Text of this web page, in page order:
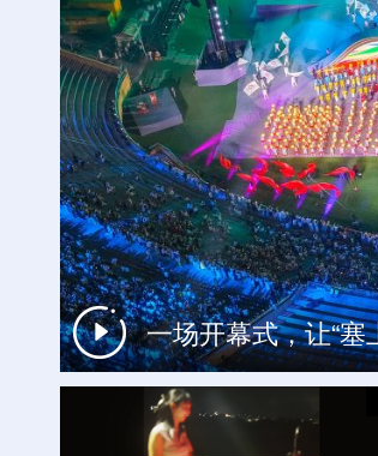
文化奇遇记丨课本
在开放创新合作中
谁说中国人造不出自己的
直击狂风暴雨下的台风“
一场开幕式，让“塞